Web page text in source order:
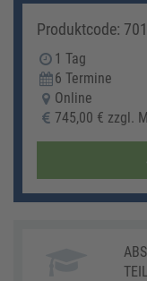
Produktcode:
1 Tag
6 Termine
Online
745,00 € zzgl.